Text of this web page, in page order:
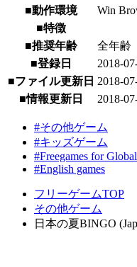
■動作環境
Win
■特徴
■推奨年齢
全年齢
■登録日
2018-
■ファイル更新日 2018-
■情報更新日
2018-
#その他ゲーム
#キッズゲーム
#Freegames for
#English games
フリーゲームTOP
その他ゲーム
日本の夏BINGO